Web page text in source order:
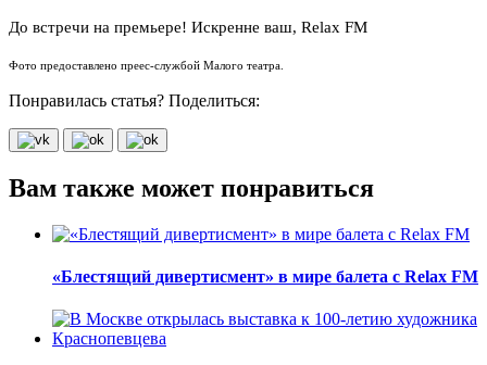
До встречи на премьере! Искренне ваш, Relax FM
Фото предоставлено преес-службой Малого театра.
Понравилась статья? Поделиться:
Вам также может понравиться
«Блестящий дивертисмент» в мире балета с Relax FM